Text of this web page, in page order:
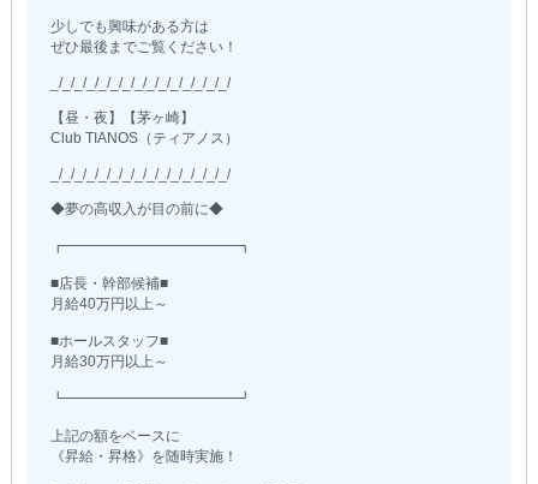
少しでも興味がある方は
ぜひ最後までご覧ください！
_/_/_/_/_/_/_/_/_/_/_/_/_/_/_/
【昼・夜】【茅ヶ崎】
Club TIANOS（ティアノス）
_/_/_/_/_/_/_/_/_/_/_/_/_/_/_/
◆夢の高収入が目の前に◆
┏━━━━━━━━━━━━┓
■店長・幹部候補■
月給40万円以上～
■ホールスタッフ■
月給30万円以上～
┗━━━━━━━━━━━━┛
上記の額をベースに
《昇給・昇格》を随時実施！